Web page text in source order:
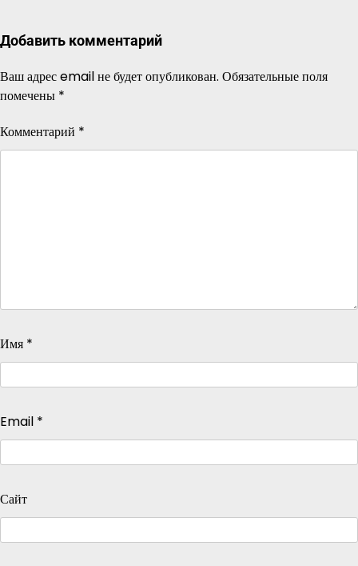
Добавить комментарий
Ваш адрес email не будет опубликован. Обязательные поля
помечены *
Комментарий *
Имя *
Email *
Сайт